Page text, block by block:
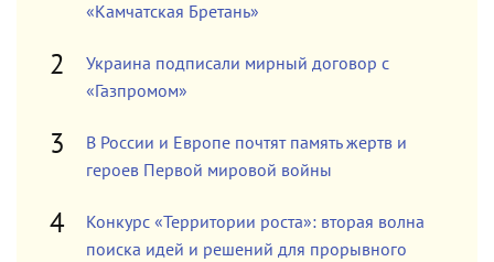
«Камчатская Бретань»
Украина подписали мирный договор с
«Газпромом»
В России и Европе почтят память жертв и
героев Первой мировой войны
Конкурс «Территории роста»: вторая волна
поиска идей и решений для прорывного